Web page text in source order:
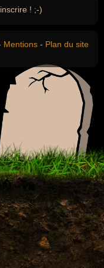
! ;-)
Mentions - Plan du site